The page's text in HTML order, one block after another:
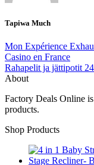
Tapiwa Much
Mon Expérience
Casino en France
Rahapelit ja jättipotit
About
Factory Deals Online
products.
Shop Products